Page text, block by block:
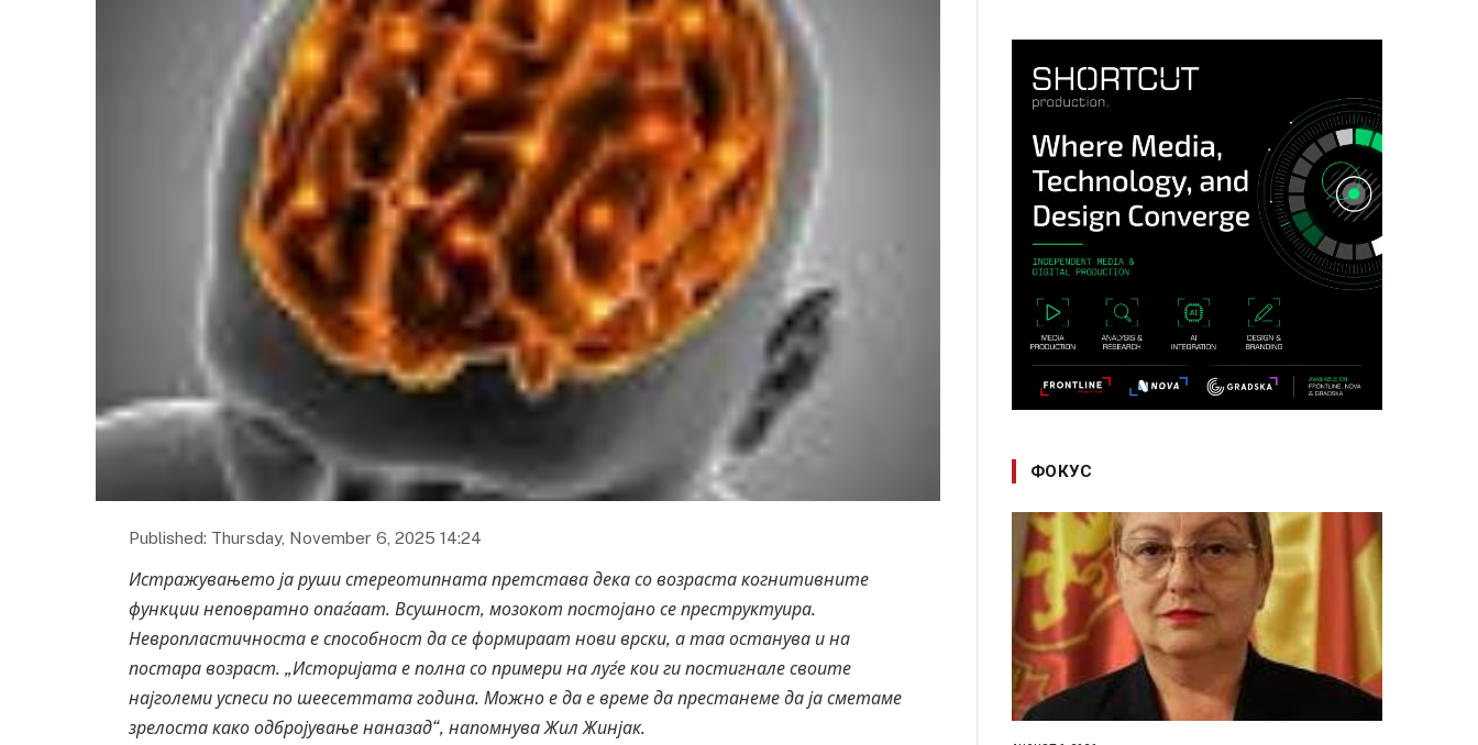
Published: Thursday, November 6, 2025 14:24
Истражувањето ја руши стереотипната претстава дека со возраста когнитивните
функции неповратно опаѓаат. Всушност, мозокот постојано се преструктуира.
Невропластичноста е способност да се формираат нови врски, а таа останува и на
постара возраст.„Историјата е полна со примери на луѓе кои ги постигнале своите
најголеми успеси по шеесеттата година. Можно е да е време да престанеме да ја сметаме
зрелоста како одбројување наназад“, напомнува Жил Жинјак.